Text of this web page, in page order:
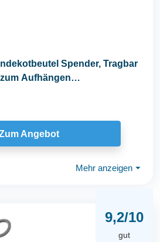
Spender, Tragbar
Aufhängen
Angebot
Mehr anzeigen ⏷
9,2/10
gut